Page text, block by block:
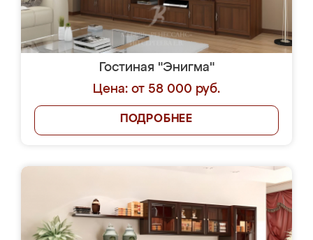
Гостиная "Энигма"
Цена: от 58 000 руб.
ПОДРОБНЕЕ